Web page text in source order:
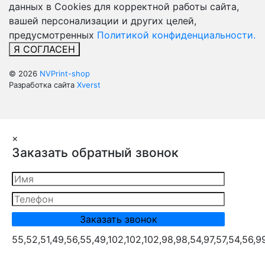
данных в Cookies для корректной работы сайта,
вашей персонализации и других целей,
предусмотренных Политикой конфиденциальности.
Я СОГЛАСЕН
© 2026 NVPrint-shop
Разработка сайта Xverst
×
Заказать обратный звонок